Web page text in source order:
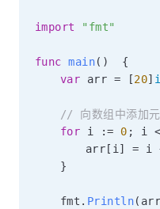
import "fmt"
func main( )
{
var arr = [20]
// 向数组中添加
for i := 0 ; i <
		arr
[ i] = i
}
	fmt
. Println( arr